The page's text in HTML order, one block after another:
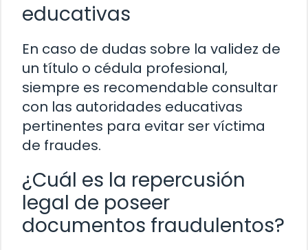
educativas
En caso de dudas sobre la validez de
un título o cédula profesional,
siempre es recomendable consultar
con las autoridades educativas
pertinentes para evitar ser víctima
de fraudes.
¿Cuál es la repercusión
legal de poseer
documentos fraudulentos?